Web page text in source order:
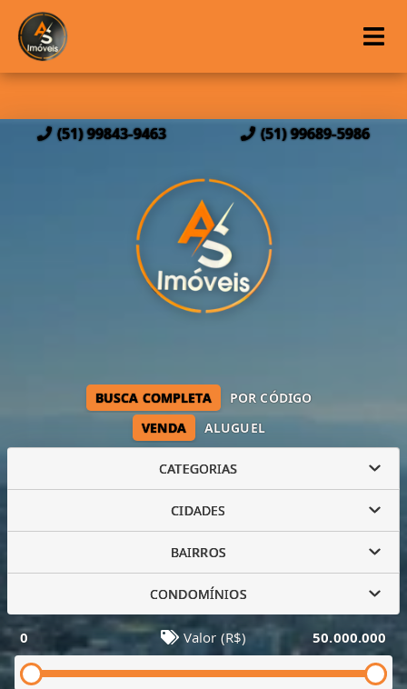
(51) 99843-9463 (51) 99689-5986
VENDA ALUGUEL
BUSCA COMPLETA POR CÓDIGO
CATEGORIAS
CIDADES
BAIRROS
CONDOMÍNIOS
0 Valor (R$) 50.000.000